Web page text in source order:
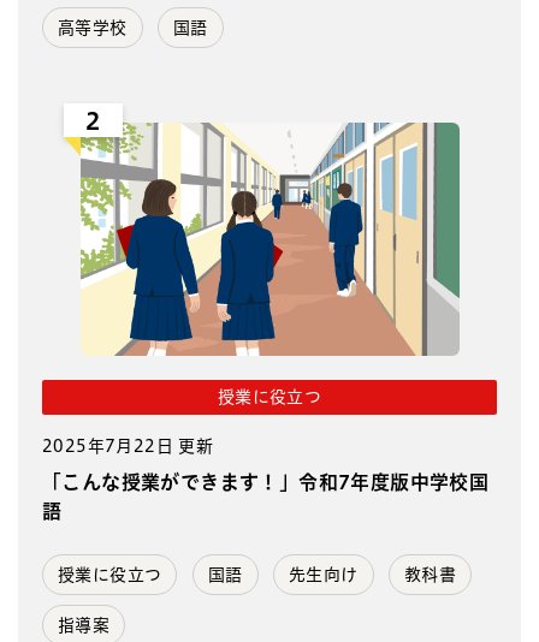
高等学校 国語
2
授業に役立つ
2025年7月22日 更新
「こんな授業ができます！」令和7年度版中学校国
語
授業に役立つ 国語 先生向け 教科書
指導案